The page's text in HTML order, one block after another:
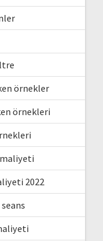
örnekler
örnekleri
2022